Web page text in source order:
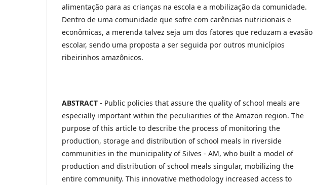
alimentação para as crianças na escola e a mobilização da comunidade.
Dentro de uma comunidade que sofre com carências nutricionais e
econômicas, a merenda talvez seja um dos fatores que reduzam a evasão
escolar, sendo uma proposta a ser seguida por outros municípios
ribeirinhos amazônicos.
ABSTRACT - Public policies that assure the quality of school meals are
especially important within the peculiarities of the Amazon region. The
purpose of this article to describe the process of monitoring the
production, storage and distribution of school meals in riverside
communities in the municipality of Silves - AM, who built a model of
production and distribution of school meals singular, mobilizing the
entire community. This innovative methodology increased access to